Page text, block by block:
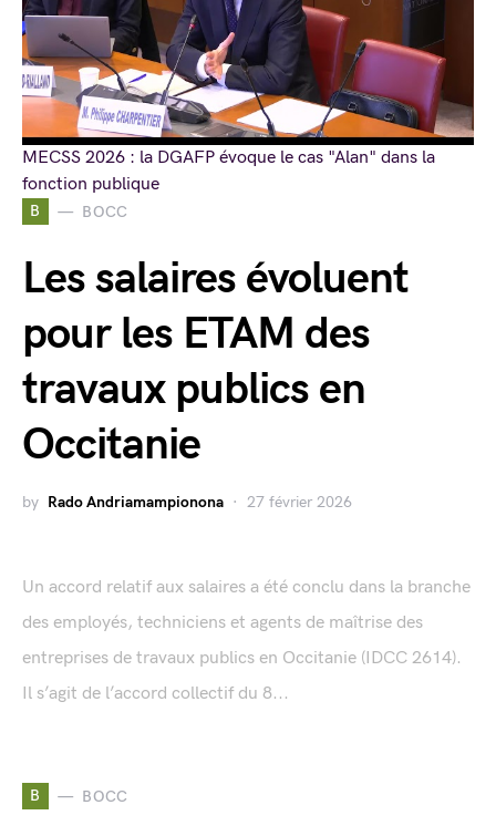
B BOCC
Les salaires évoluent
pour les ETAM des
travaux publics en
Occitanie
by Rado Andriamampionona 27 février 2026
Un accord relatif aux salaires a été conclu dans la branche
des employés, techniciens et agents de maîtrise des
entreprises de travaux publics en Occitanie (IDCC 2614).
Il s’agit de l’accord collectif du 8...
B BOCC
MECSS 2026 : la DGAFP évoque le cas "Alan" dans la
fonction publique